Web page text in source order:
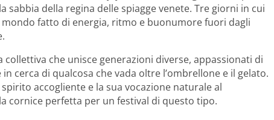
della regina delle spiagge venete. Tre giorni in cui
fatto di energia, ritmo e buonumore fuori dagli
collettiva che unisce generazioni diverse, appassionati di
cerca di qualcosa che vada oltre l’ombrellone e il gelato.
accogliente e la sua vocazione naturale al
cornice perfetta per un festival di questo tipo.